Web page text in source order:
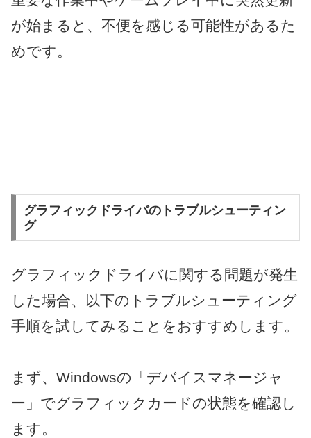
が始まると、不便を感じる可能性があるた
めです。
グラフィックドライバのトラブルシューティン
グ
グラフィックドライバに関する問題が発生
した場合、以下のトラブルシューティング
手順を試してみることをおすすめします。
まず、Windowsの「デバイスマネージャ
ー」でグラフィックカードの状態を確認し
ます。